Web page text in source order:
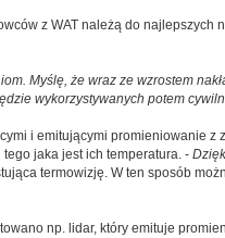
z WAT należą do najlepszych
Myślę, że wraz ze wzrostem
wykorzystywanych potem
i emitującymi promieniowanie
jaka jest ich temperatura. -
termowizję. W ten sposób
np. lidar, który emituje